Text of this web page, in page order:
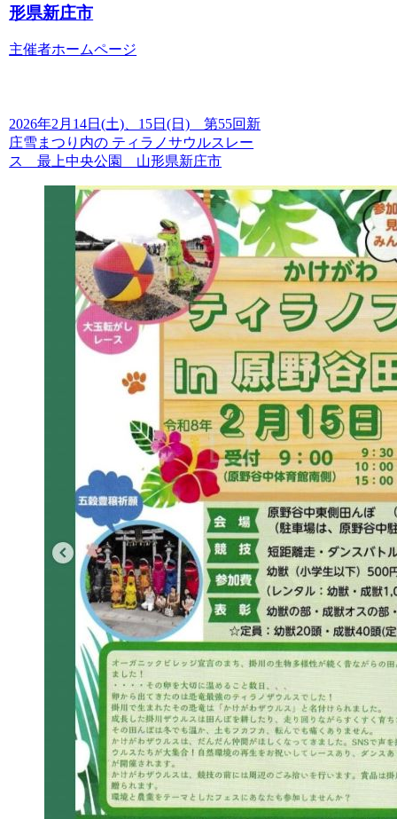
形県新庄市
主催者ホームページ
2026年2月14日(土)、15日(日) 第55回新
庄雪まつり内の ティラノサウルスレー
ス 最上中央公園 山形県新庄市